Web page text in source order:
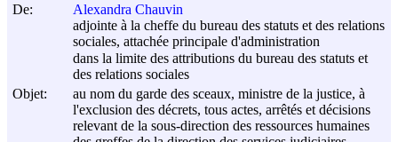
De:
Alexandra Chauvin
adjointe à la cheffe du bureau des statuts et des relations
sociales, attachée principale d'administration
dans la limite des attributions du bureau des statuts et
des relations sociales
Objet:
au nom du garde des sceaux, ministre de la justice, à
l'exclusion des décrets, tous actes, arrêtés et décisions
relevant de la sous-direction des ressources humaines